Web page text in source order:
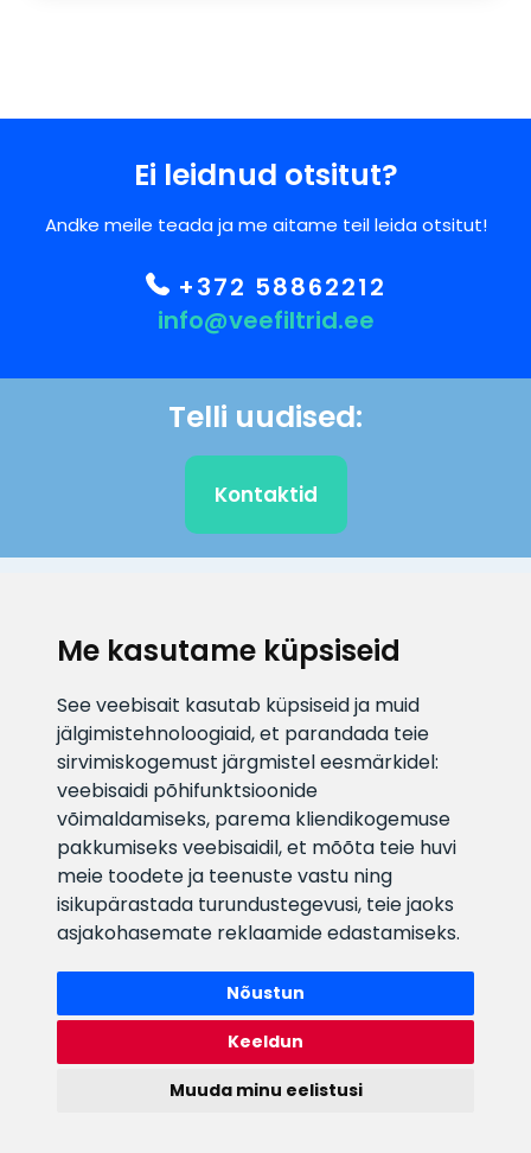
Me kasutame küpsiseid
See veebisait kasutab küpsiseid ja muid
jälgimistehnoloogiaid, et parandada teie
sirvimiskogemust järgmistel eesmärkidel:
veebisaidi põhifunktsioonide
võimaldamiseks, parema kliendikogemuse
pakkumiseks veebisaidil,et mõõta teie huvi
meie toodete ja teenuste vastu ning
isikupärastada turundustegevusi, teie jaoks
asjakohasemate reklaamide edastamiseks.
Nõustun
Keeldun
Muuda minu eelistusi
Ei leidnud otsitut?
Andke meile teada ja me aitame teil leida otsitut!
+372 58862212
info@veefiltrid.ee
Telli uudised:
Kontaktid
info@veefiltrid.ee
Infotelefon
+372 58862212
Vaata tööaegu
Reti tee 11, Peetri, 75312 Harju
maakond, Estonia
Watex Shop © 2026. Kõik õigused kaitstud